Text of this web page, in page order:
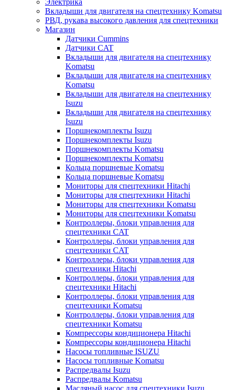
Электрика
Вкладыши для двигателя на спецтехнику Komatsu
РВД, рукава высокого давления для спецтехники
Магазин
Датчики Cummins
Датчики CAT
Вкладыши для двигателя на спецтехнику
Komatsu
Вкладыши для двигателя на спецтехнику
Komatsu
Вкладыши для двигателя на спецтехнику
Isuzu
Вкладыши для двигателя на спецтехнику
Isuzu
Поршнекомплекты Isuzu
Поршнекомплекты Isuzu
Поршнекомплекты Komatsu
Поршнекомплекты Komatsu
Кольца поршневые Komatsu
Кольца поршневые Komatsu
Мониторы для спецтехники Hitachi
Мониторы для спецтехники Hitachi
Мониторы для спецтехники Komatsu
Мониторы для спецтехники Komatsu
Контроллеры, блоки управления для
спецтехники CAT
Контроллеры, блоки управления для
спецтехники CAT
Контроллеры, блоки управления для
спецтехники Hitachi
Контроллеры, блоки управления для
спецтехники Hitachi
Контроллеры, блоки управления для
спецтехники Komatsu
Контроллеры, блоки управления для
спецтехники Komatsu
Компрессоры кондиционера Hitachi
Компрессоры кондиционера Hitachi
Насосы топливные ISUZU
Насосы топливные Komatsu
Распредвалы Isuzu
Распредвалы Komatsu
Масляный насос для спецтехники Isuzu